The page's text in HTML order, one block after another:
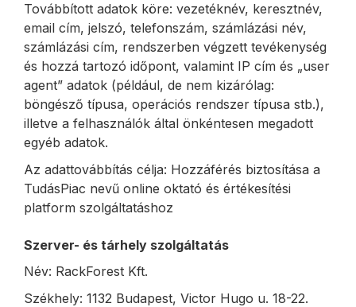
Továbbított adatok köre: vezetéknév, keresztnév,
email cím, jelszó, telefonszám, számlázási név,
számlázási cím, rendszerben végzett tevékenység
és hozzá tartozó időpont, valamint IP cím és „user
agent” adatok (például, de nem kizárólag:
böngésző típusa, operációs rendszer típusa stb.),
illetve a felhasználók által önkéntesen megadott
egyéb adatok.
Az adattovábbítás célja: Hozzáférés biztosítása a
TudásPiac nevű online oktató és értékesítési
platform szolgáltatáshoz
Szerver- és tárhely szolgáltatás
Név: RackForest Kft.
Székhely: 1132 Budapest, Victor Hugo u. 18-22.